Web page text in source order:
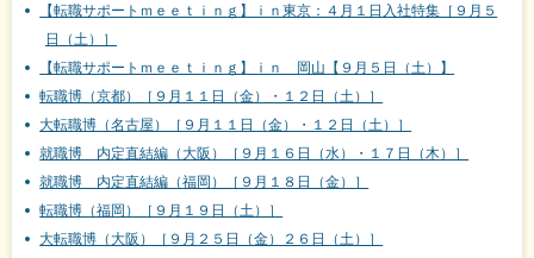
【転職サポートｍｅｅｔｉｎｇ】ｉｎ東京：４月１日入社特集［９月５
日（土）］
【転職サポートｍｅｅｔｉｎｇ】ｉｎ 岡山【９月５日（土）】
転職博（京都）［９月１１日（金）・１２日（土）］
大転職博（名古屋）［９月１１日（金）・１２日（土）］
就職博 内定直結編（大阪）［９月１６日（水）・１７日（木）］
就職博 内定直結編（福岡）［９月１８日（金）］
転職博（福岡）［９月１９日（土）］
大転職博（大阪）［９月２５日（金）２６日（土）］